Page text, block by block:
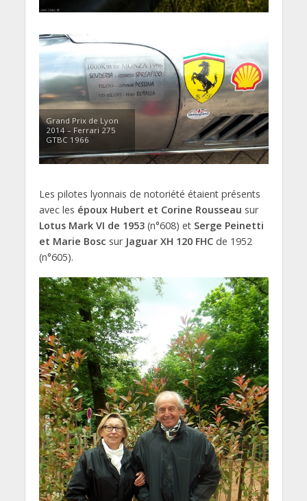
Grand Prix de Lyon
2014 – Ferrari 275
GTBC 1966
Les pilotes lyonnais de notoriété étaient présents
avec les époux Hubert et Corine Rousseau sur
Lotus Mark VI de 1953(n°608) et Serge Peinetti
et Marie Bosc sur Jaguar XH 120 FHCde 1952
(n°605).